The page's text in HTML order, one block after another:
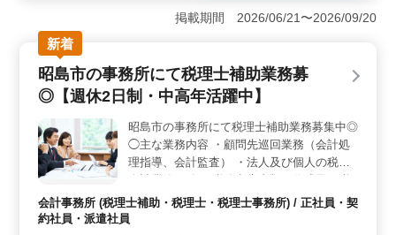
間を短縮できるため、働く時間以外のプライベートな時
間も確保しやすくなります。車通勤が不要なため、公共
交通機関を利用して通勤できる方には理想的な勤務地で
す。 ＜柔軟な働き方＞ 週3〜5日の勤務で、1日あた
りの労働時間は5時間程度です。完全週休2日制で、土日
祝日は休みとなっているため、家庭やプライベートとの
両立がしやすい環境です。また、残業がなく、規則正し
い生活リズムを保てるため、ワークライフバランスを重
視する方に最適です。 ＜多様な業務内容とサポート
＞ 会計ソフトへの仕訳入力や申告書の作成、年末調
整、源泉所得税の納付書作成、法定調書の作成など、多
岐にわたる業務を担当できます。会計事務所での経験を
活かしつつ、幅広いスキルを習得するチャンスがありま
す。ベテランスタッフも多く在籍しているため、分から
掲載期間 2026/06/21〜2026/09/20
新着
昭島市の事務所にて税理士補助業務募
◎【週休2日制・中高年活躍中】
昭島市の事務所にて税理士補助業務募集中◎
◯主な業務内容 ・顧問先巡回業務（会計処
理指導、会計監査） ・法人及び個人の税務
務相談業務 ・会社設立、事業承継等のサポ
ート ・相続対策～相続税申告業務 ・経営ア
会計事務所 (税理士補助・税理士・税理士事務所) / 正社員・契
約社員・派遣社員